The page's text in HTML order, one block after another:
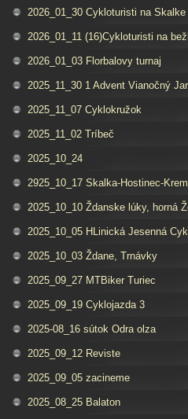
2026_01_30 Cykloturisti na Skalke
2026_01_11 (16)Cykloturisti na
2026_01_03 Florbalovy turnaj
2025_11_30 1 Advent Vianočný
2025_11_07 Cyklokružok
2025_11_02 Tríbeč
2025_10_24
2925_10_17 Skalka-Hostinec-
2025_10_10 Ždanske lúky, horná
2025_10_05 HLinická Jesenná
2025_10_03 Ždane, Trnávky
2025_09_27 MTBiker Turiec
2025_09_19 Cyklojazda 3
2025-08_16 sútok Odra olza
2025_09_12 Reviste
2025_09_05 zacineme
2025_08_25 Balaton